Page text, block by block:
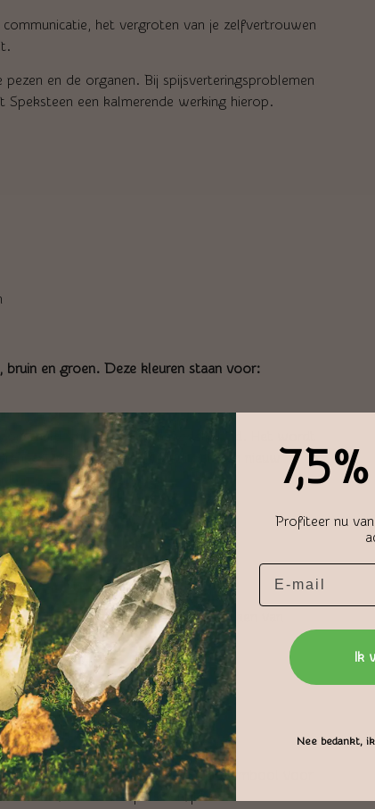
het vergroten van je zelfvertrouwen
en de organen. Bij spijsverteringsproblemen
een kalmerende werking hierop.
en groen. Deze kleuren staan voor:
zuiverheid en maagdelijkheid. Het wordt
is wit de kleur van een nieuw
en een zuivere ziel.
het vinden van evenwicht en het maken van
zijn in de grond. Deze kleur staat symbool voor
stabiele en sterke persoonlijkheid.
Profiteer nu van
Ik
Nee bedankt,